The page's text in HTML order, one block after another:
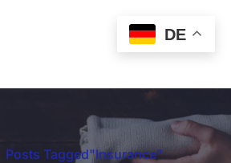
Posts Tagged"Insurance"
DE